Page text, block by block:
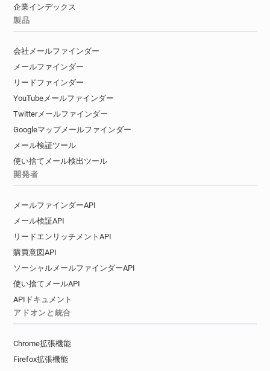
企業インデックス
製品
会社メールファインダー
メールファインダー
リードファインダー
YouTubeメールファインダー
Twitterメールファインダー
Googleマップメールファインダー
メール検証ツール
使い捨てメール検出ツール
開発者
メールファインダーAPI
メール検証API
リードエンリッチメントAPI
購買意図API
ソーシャルメールファインダーAPI
使い捨てメールAPI
APIドキュメント
アドオンと統合
Chrome拡張機能
Firefox拡張機能